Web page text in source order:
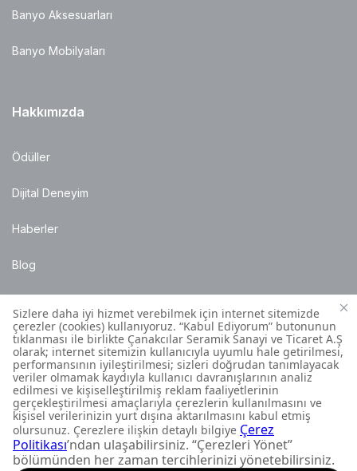
Banyo Aksesuarları
Banyo Mobilyaları
Hakkımızda
Ödüller
Dijital Deneyim
Haberler
Blog
Satış Noktaları
Montaj Bilgileri
Müşteri İletişim Merkezi